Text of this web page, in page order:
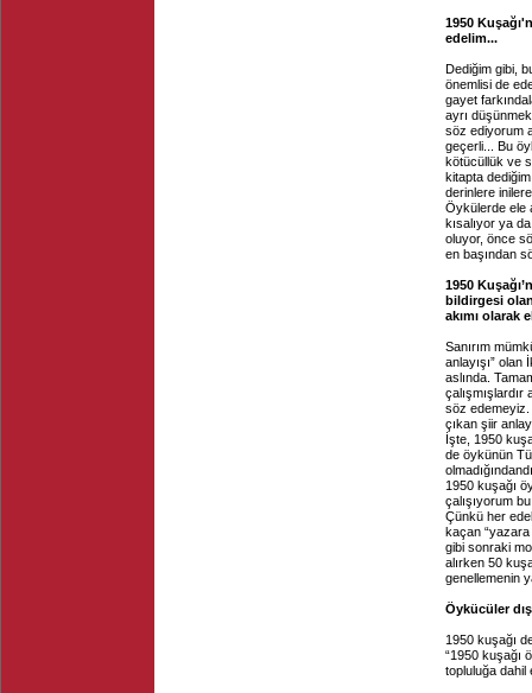
1950
edelim...
Dediğim gibi,
önemlisi de
gayet
ayrı
söz ediyorum
geçerli... Bu
kötücüllük ve
kitapta
derinlere
Öykülerde ele
kısalıyor ya
oluyor, önce
en başından
1950
bildirgesi
akımı olarak
Sanırım
anlayışı” olan
aslında.
söz edemeyiz.
çıkan şiir
İşte, 1950
de öykünün
1950 kuşağı
çalışıyorum
Çünkü her
kaçan
gibi sonraki
alırken 50
genellemenin
Öykücüler
1950 kuşağı
“1950 kuşağı
topluluğa